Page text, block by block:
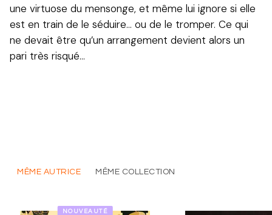
une virtuose du mensonge, et même lui ignore si elle
est en train de le séduire… ou de le tromper. Ce qui
ne devait être qu’un arrangement devient alors un
pari très risqué…
MÊME AUTRICE MÊME COLLECTION
NOUVEAUTÉ